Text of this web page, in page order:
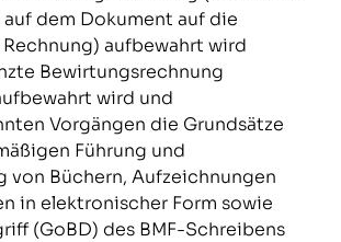
auf dem Dokument auf die
aufbewahrt wird
Bewirtungsrechnung
wird und
Vorgängen die Grundsätze
Führung und
von Büchern, Aufzeichnungen
in elektronischer Form sowie
(GoBD) des BMF-Schreibens